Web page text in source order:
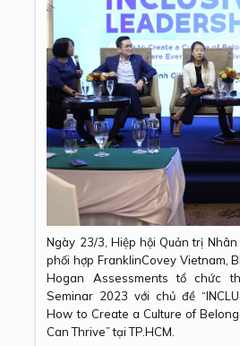
Ngày 23/3, Hiệp hội Quản trị
phối hợp FranklinCovey Vietnam,
Hogan Assessments tổ chức
Seminar 2023 với chủ đề
How to Create a Culture of
Can Thrive” tại TP.HCM.